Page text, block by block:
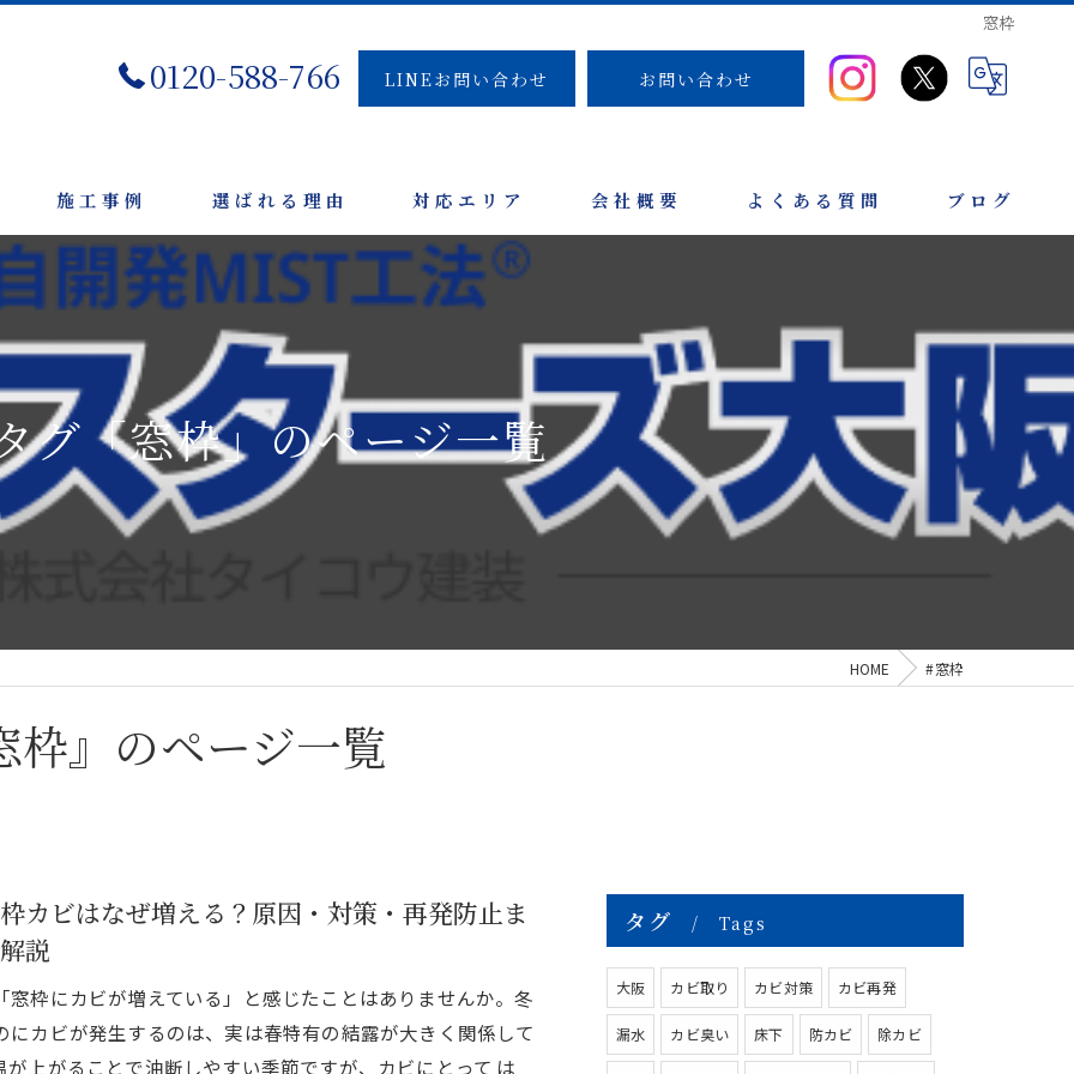
窓枠
0120-588-766 LINEお問い合わせ お問い合わせ
施工事例 選ばれる理由 対応エリア 会社概要 よくある質問 ブログ
グ「窓枠」のページ一覧
HOME #窓枠
枠』のページ一覧
カビはなぜ増える？原因・対策・再発防止ま
説
窓枠にカビが増えている」と感じたことはありませんか。冬
にカビが発生するのは、実は春特有の結露が大きく関係して
が上がることで油断しやすい季節ですが、カビにとって は
タグ Tags
大阪 カビ取り カビ対策 カビ再発
漏水 カビ臭い 床下 防カビ 除カビ